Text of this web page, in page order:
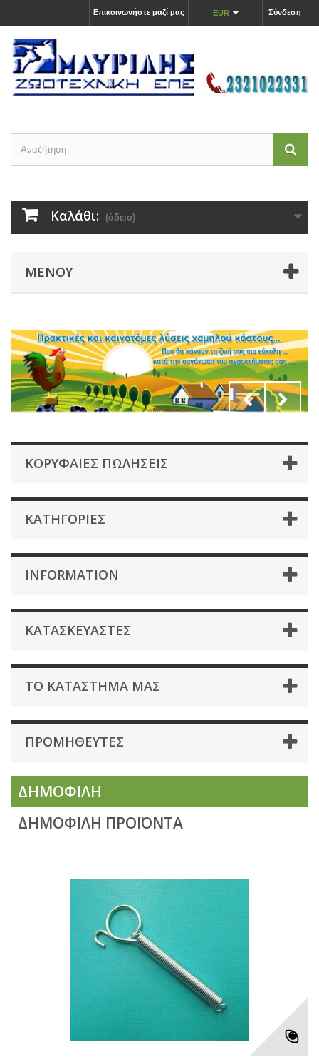
Σύνδεση
EUR
Επικοινωνήστε μαζί μας
Καλάθι: (άδειο)
ΜΕΝΟΎ
ΚΟΡΥΦΑΊΕΣ ΠΩΛΉΣΕΙΣ
ΚΑΤΗΓΟΡΊΕΣ
INFORMATION
ΚΑΤΑΣΚΕΥΑΣΤΈΣ
ΤΟ ΚΑΤΆΣΤΗΜΑ ΜΑΣ
ΠΡΟΜΗΘΕΥΤΈΣ
ΔΗΜΟΦΙΛΉ
ΔΗΜΟΦΙΛΉ ΠΡΟΪΌΝΤΑ